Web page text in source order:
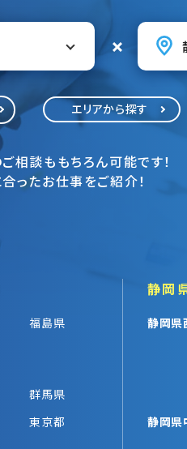
エリアから探す
相談ももちろん可能です！
ったお仕事をご紹介！
福島県
群馬県
東京都
静岡
静岡県
静岡県